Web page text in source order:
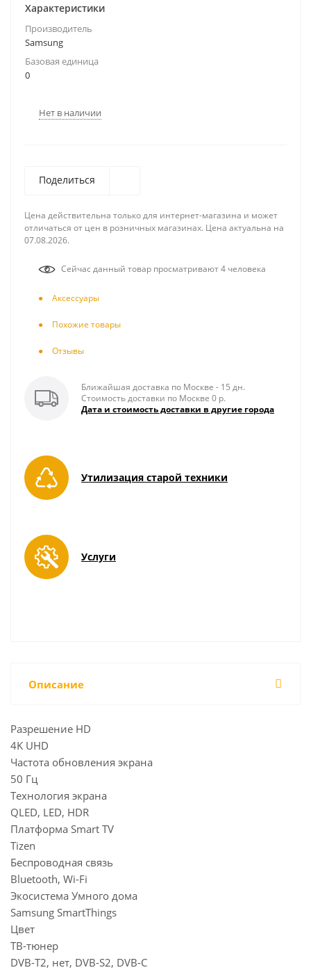
Характеристики
Производитель
Samsung
Базовая единица
0
Нет в наличии
Поделиться
Цена действительна только для интернет-магазина и может
отличаться от цен в розничных магазинах. Цена актуальна на
07.08.2026.
Сейчас данный товар просматривают 4 человека
Аксесcуары
Похожие товары
Отзывы
Ближайшая доставка по Москве - 15 дн.
Стоимость доставки по Москве 0 р.
Дата и стоимость доставки в другие города
Утилизация старой техники
Услуги
Описание
Разрешение HD
4K UHD
Частота обновления экрана
50 Гц
Технология экрана
QLED, LED, HDR
Платформа Smart TV
Tizen
Беспроводная связь
Bluetooth, Wi-Fi
Экосистема Умного дома
Samsung SmartThings
Цвет
ТВ-тюнер
DVB-T2, нет, DVB-S2, DVB-C